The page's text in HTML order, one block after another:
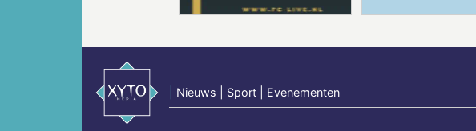
Nieuws | Sport | Evenementen